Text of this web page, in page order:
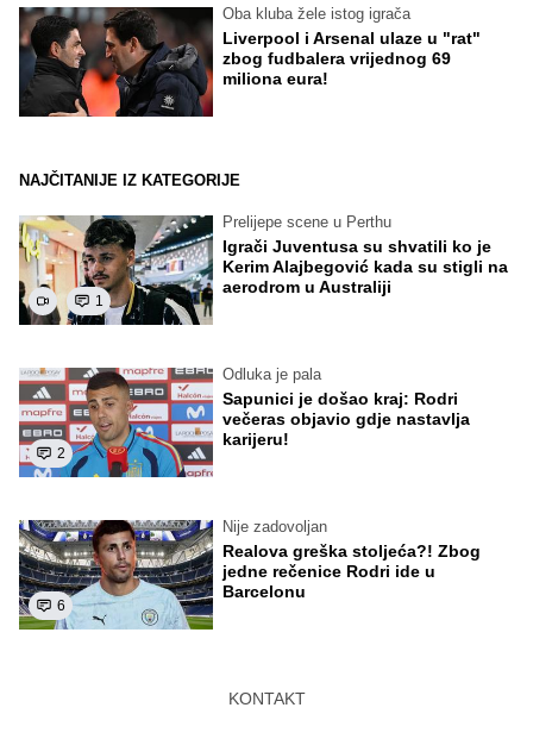
Oba kluba žele istog igrača
Liverpool i Arsenal ulaze u "rat"
zbog fudbalera vrijednog 69
miliona eura!
NAJČITANIJE IZ KATEGORIJE
1
Prelijepe scene u Perthu
Igrači Juventusa su shvatili ko je
Kerim Alajbegović kada su stigli na
aerodrom u Australiji
2
Odluka je pala
Sapunici je došao kraj: Rodri
večeras objavio gdje nastavlja
karijeru!
6
Nije zadovoljan
Realova greška stoljeća?! Zbog
jedne rečenice Rodri ide u
Barcelonu
KONTAKT